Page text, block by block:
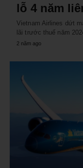
lỗ 4 năm
Vietnam Airlines dứt
lãi trước thuế năm
2 năm ago